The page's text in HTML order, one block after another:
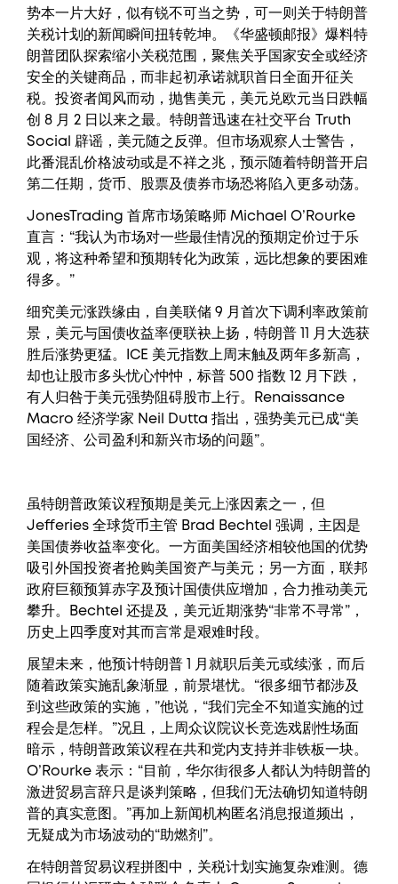
势本一片大好，似有锐不可当之势，可一则关于特朗普
关税计划的新闻瞬间扭转乾坤。《华盛顿邮报》爆料特
朗普团队探索缩小关税范围，聚焦关乎国家安全或经济
安全的关键商品，而非起初承诺就职首日全面开征关
税。投资者闻风而动，抛售美元，美元兑欧元当日跌幅
创 8 月 2 日以来之最。特朗普迅速在社交平台 Truth
Social 辟谣，美元随之反弹。但市场观察人士警告，
此番混乱价格波动或是不祥之兆，预示随着特朗普开启
第二任期，货币、股票及债券市场恐将陷入更多动荡。
JonesTrading 首席市场策略师 Michael O’Rourke
直言：“我认为市场对一些最佳情况的预期定价过于乐
观，将这种希望和预期转化为政策，远比想象的要困难
得多。”
细究美元涨跌缘由，自美联储 9 月首次下调利率政策前
景，美元与国债收益率便联袂上扬，特朗普 11 月大选获
胜后涨势更猛。ICE 美元指数上周末触及两年多新高，
却也让股市多头忧心忡忡，标普 500 指数 12 月下跌，
有人归咎于美元强势阻碍股市上行。Renaissance
Macro 经济学家 Neil Dutta 指出，强势美元已成“美
国经济、公司盈利和新兴市场的问题”。
虽特朗普政策议程预期是美元上涨因素之一，但
Jefferies 全球货币主管 Brad Bechtel 强调，主因是
美国债券收益率变化。一方面美国经济相较他国的优势
吸引外国投资者抢购美国资产与美元；另一方面，联邦
政府巨额预算赤字及预计国债供应增加，合力推动美元
攀升。Bechtel 还提及，美元近期涨势“非常不寻常”，
历史上四季度对其而言常是艰难时段。
展望未来，他预计特朗普 1 月就职后美元或续涨，而后
随着政策实施乱象渐显，前景堪忧。“很多细节都涉及
到这些政策的实施，”他说，“我们完全不知道实施的过
程会是怎样。”况且，上周众议院议长竞选戏剧性场面
暗示，特朗普政策议程在共和党内支持并非铁板一块。
O’Rourke 表示：“目前，华尔街很多人都认为特朗普的
激进贸易言辞只是谈判策略，但我们无法确切知道特朗
普的真实意图。”再加上新闻机构匿名消息报道频出，
无疑成为市场波动的“助燃剂”。
在特朗普贸易议程拼图中，关税计划实施复杂难测。德